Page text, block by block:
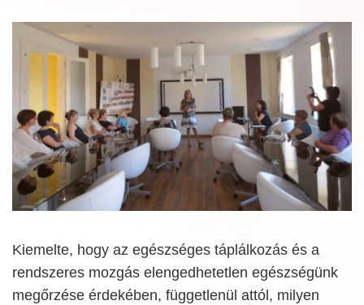
Kiemelte, hogy az egészséges táplálkozás és a
rendszeres mozgás elengedhetetlen egészségünk
megőrzése érdekében, függetlenül attól, milyen